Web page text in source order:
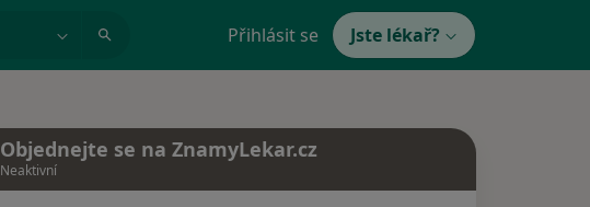
Přihlásit se Jste lékař?
Objednejte se na ZnamyLekar.cz
Neaktivní